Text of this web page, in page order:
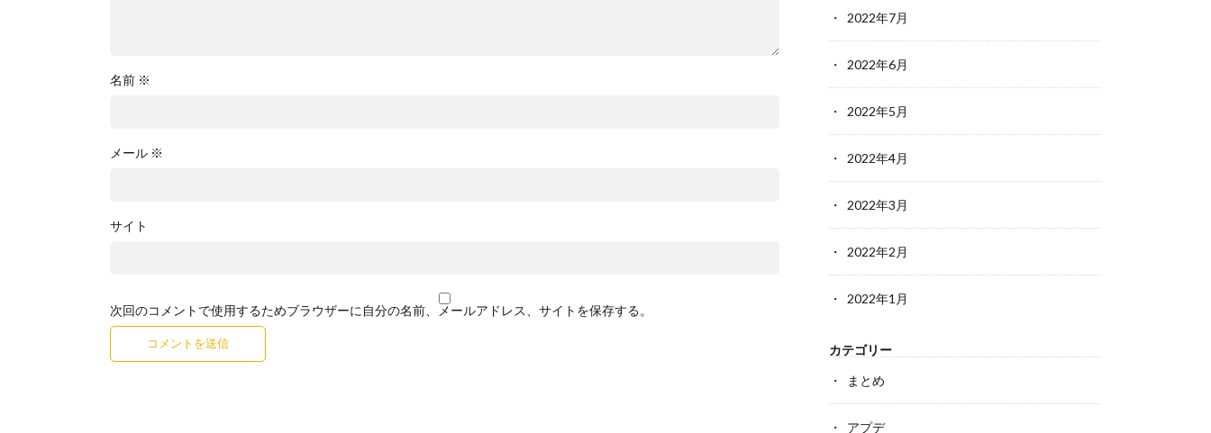
名前 ※
メール ※
サイト
次回のコメントで使用するためブラウザーに自分の名前、メールアドレス、サイトを保存する。
2022年7月
2022年6月
2022年5月
2022年4月
2022年3月
2022年2月
2022年1月
カテゴリー
まとめ
アプデ